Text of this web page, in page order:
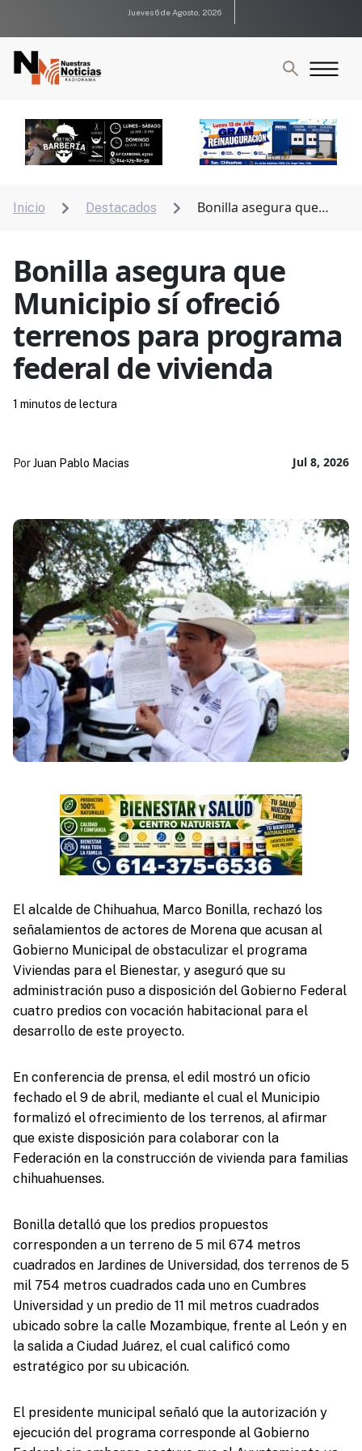
Jueves 6 de Agosto, 2026
Inicio  Destacados 
Bonilla asegura que
Bonilla asegura que
Municipio sí ofreció
terrenos para programa
federal de vivienda
Jul 8, 2026
PorJuan Pablo Macias
1 minutos de lectura
El alcalde de Chihuahua, Marco Bonilla, rechazó los
señalamientos de actores de Morena que acusan al
Gobierno Municipal de obstaculizar el programa
Viviendas para el Bienestar, y aseguró que su
administración puso a disposición del Gobierno Federal
cuatro predios con vocación habitacional para el
desarrollo de este proyecto.
En conferencia de prensa, el edil mostró un oficio
fechado el 9 de abril, mediante el cual el Municipio
formalizó el ofrecimiento de los terrenos, al afirmar
que existe disposición para colaborar con la
Federación en la construcción de vivienda para familias
chihuahuenses.
Bonilla detalló que los predios propuestos
corresponden a un terreno de 5 mil 674 metros
cuadrados en Jardines de Universidad, dos terrenos de 5
mil 754 metros cuadrados cada uno en Cumbres
Universidad y un predio de 11 mil metros cuadrados
ubicado sobre la calle Mozambique, frente al León y en
la salida a Ciudad Juárez, el cual calificó como
estratégico por su ubicación.
El presidente municipal señaló que la autorización y
ejecución del programa corresponde al Gobierno